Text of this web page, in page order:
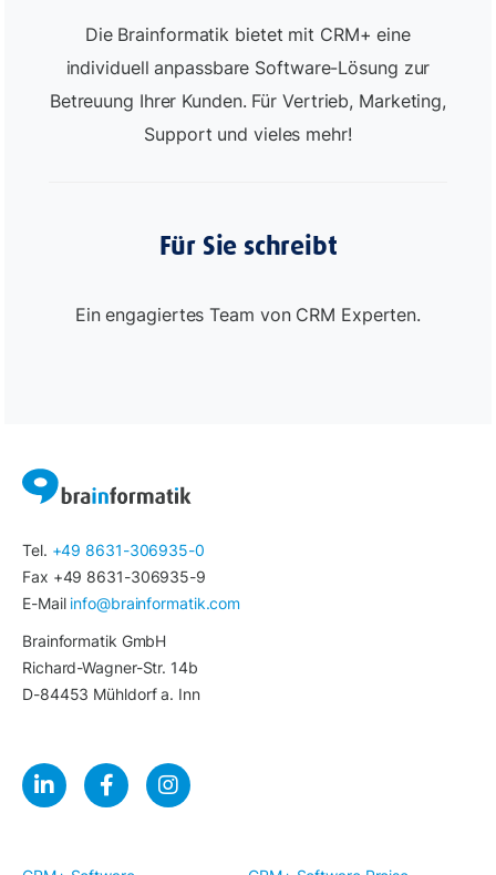
Die Brainformatik bietet mit CRM+ eine
individuell anpassbare Software-Lösung zur
Betreuung Ihrer Kunden. Für Vertrieb, Marketing,
Support und vieles mehr!
Für Sie schreibt
Ein engagiertes Team von CRM Experten.
Tel. +49 8631-306935-0
Fax +49 8631-306935-9
E-Mail info@brainformatik.com
Brainformatik GmbH
Richard-Wagner-Str. 14b
D-84453 Mühldorf a. Inn